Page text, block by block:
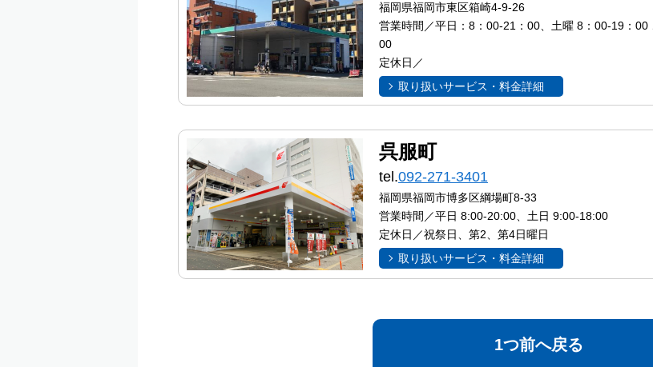
福岡県福岡市東区箱崎4-9-26
営業時間／平日：8：00-21：00、土曜 8：00-19：00
00
定休日／
取り扱いサービス・料金詳細
呉服町
tel.092-271-3401
福岡県福岡市博多区綱場町8-33
営業時間／平日 8:00-20:00、土日 9:00-18:00
定休日／祝祭日、第2、第4日曜日
取り扱いサービス・料金詳細
1つ前へ戻る